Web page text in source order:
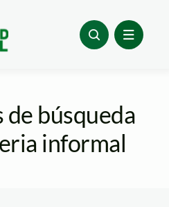
de búsqueda
informal